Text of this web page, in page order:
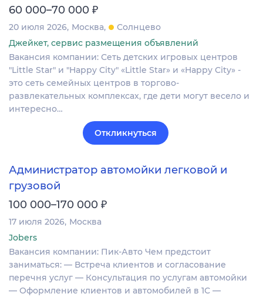
60 000–70 000 ₽
20 июля 2026 Москва
Солнцево
Джейкет, сервис размещения объявлений
Вакансия компании: Сеть детских игровых центров
"Little Star" и "Happy City" «Little Star» и «Happy City» -
это сеть семейных центров в торгово-
развлекательных комплексах, где дети могут весело и
интересно…
Откликнуться
Администратор автомойки легковой и
грузовой
100 000–170 000 ₽
17 июля 2026 Москва
Jobers
Вакансия компании: Пик-Авто Чем предстоит
заниматься: — Встреча клиентов и согласование
перечня услуг — Консультация по услугам автомойки
— Оформление клиентов и автомобилей в 1С —